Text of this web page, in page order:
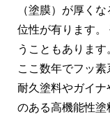
（塗膜）が厚く
位性が有ります
うこともあります
ここ数年でフッ
耐久塗料やガイ
のある高機能性